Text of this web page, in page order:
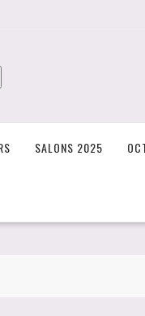
SALONS 2025